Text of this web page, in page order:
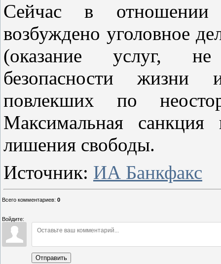
Сейчас в отношении
возбуждено уголовное
(оказание услуг,
безопасности жизни
повлекших по
Максимальная
лишения свободы.
Источник: ИА Банкфакс
Всего комментариев: 0
Войдите:
Отправить